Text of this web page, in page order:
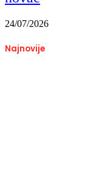
24/07/2026
Najnovije